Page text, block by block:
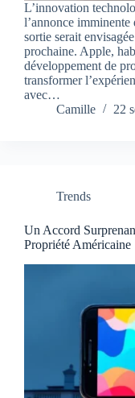
L’innovation
l’annonce
sortie serait
prochaine. Apple,
développement de
transformer
avec…
Camille
22
Trends
Un Accord
Propriété Américaine